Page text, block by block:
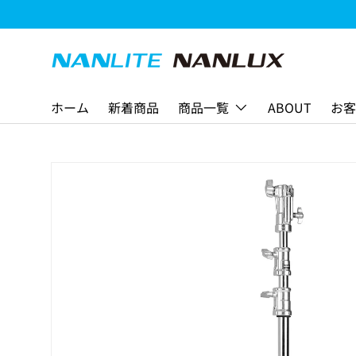
コンテンツへスキップ
ホーム 新着商品 商品一覧 ABOUT お